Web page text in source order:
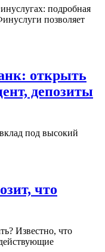
подробная
позволяет
открыть
депозиты
под высокий
что
Известно, что